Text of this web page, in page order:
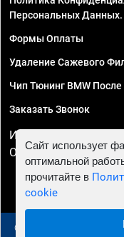
Персональных Данных.
Формы Оплаты
Удаление Сажевого
Чип Тюнинг BMW
Заказать Звонок
ИП Смирнов Георгий
ОГРНИП
© 2010 - 2026 Чип
Сайт использует
оптимальной
прочитайте в
cookie